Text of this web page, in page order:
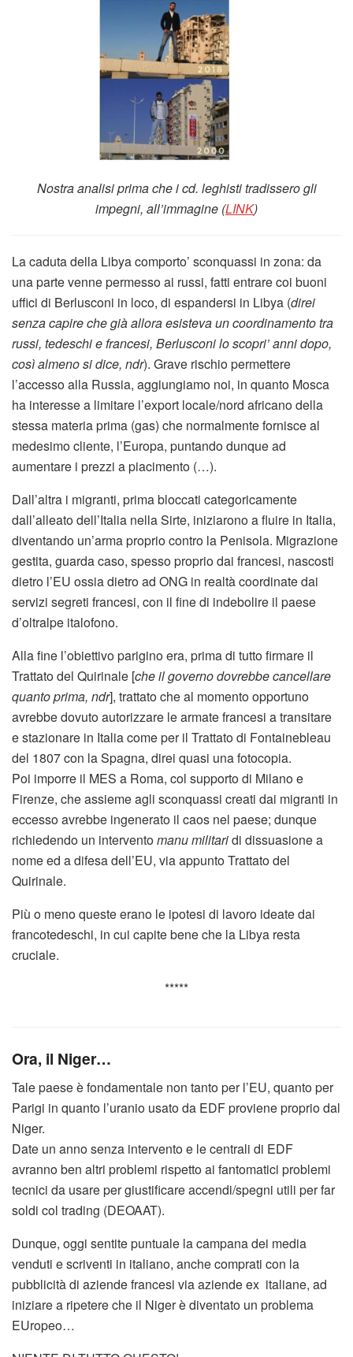
Nostra analisi prima che i cd. leghisti tradissero gli
impegni, all’immagine (LINK)
La caduta della Libya comporto’ sconquassi in zona: da
una parte venne permesso ai russi, fatti entrare coi buoni
uffici di Berlusconi in loco, di espandersi in Libya (direi
senza capire che già allora esisteva un coordinamento tra
russi, tedeschi e francesi, Berlusconi lo scopri’ anni dopo,
così almeno si dice, ndr). Grave rischio permettere
l’accesso alla Russia, aggiungiamo noi, in quanto Mosca
ha interesse a limitare l’export locale/nord africano della
stessa materia prima (gas) che normalmente fornisce al
medesimo cliente, l’Europa, puntando dunque ad
aumentare i prezzi a piacimento (…).
Dall’altra i migranti, prima bloccati categoricamente
dall’alleato dell’Italia nella Sirte, iniziarono a fluire in Italia,
diventando un’arma proprio contro la Penisola. Migrazione
gestita, guarda caso, spesso proprio dai francesi, nascosti
dietro l’EU ossia dietro ad ONG in realtà coordinate dai
servizi segreti francesi, con il fine di indebolire il paese
d’oltralpe italofono.
Alla fine l’obiettivo parigino era, prima di tutto firmare il
Trattato del Quirinale [che il governo dovrebbe cancellare
quanto prima, ndr], trattato che al momento opportuno
avrebbe dovuto autorizzare le armate francesi a transitare
e stazionare in Italia come per il Trattato di Fontainebleau
del 1807 con la Spagna, direi quasi una fotocopia.
Poi imporre il MES a Roma, col supporto di Milano e
Firenze, che assieme agli sconquassi creati dai migranti in
eccesso avrebbe ingenerato il caos nel paese; dunque
richiedendo un interventomanu militaridi dissuasione a
nome ed a difesa dell’EU, via appunto Trattato del
Quirinale.
Più o meno queste erano le ipotesi di lavoro ideate dai
francotedeschi, in cui capite bene che la Libya resta
cruciale.
*****
Ora, il Niger…
Tale paese è fondamentale non tanto per l’EU, quanto per
Parigi in quanto l’uranio usato da EDF proviene proprio dal
Niger.
Date un anno senza intervento e le centrali di EDF
avranno ben altri problemi rispetto ai fantomatici problemi
tecnici da usare per giustificare accendi/spegni utili per far
soldi col trading (DEOAAT).
Dunque, oggi sentite puntuale la campana dei media
venduti e scriventi in italiano, anche comprati con la
pubblicità di aziende francesi via aziende ex italiane, ad
iniziare a ripetere che il Niger è diventato un problema
EUropeo…